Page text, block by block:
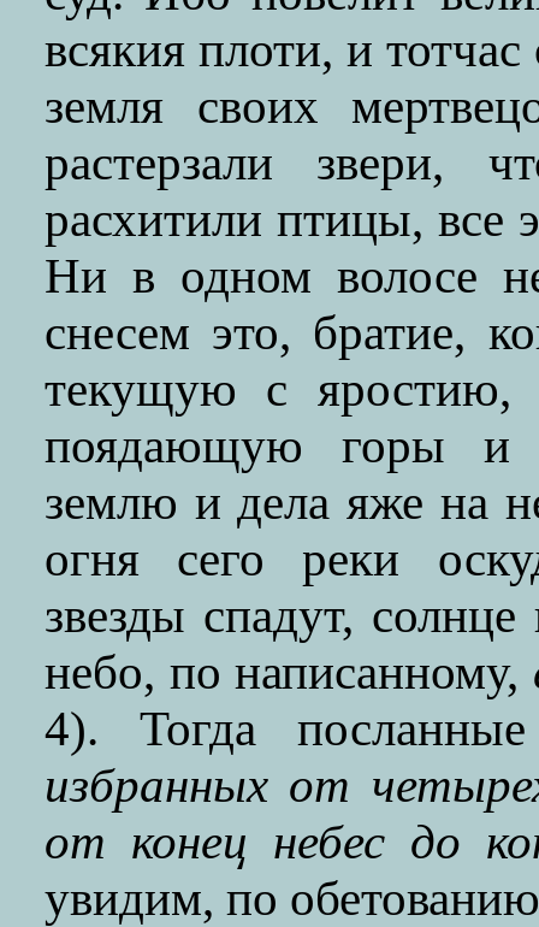
всякия плоти, и
земля своих
растерзали звери,
расхитили птицы, все
Ни в одном волосе
снесем это, братие,
текущую с яростию,
поядающую горы и
землю и дела яже на
огня сего реки
звезды спадут,
небо, по написанному,
4). Тогда
избранных от
от конец небес до
увидим, по